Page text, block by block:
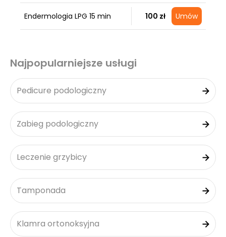
Endermologia LPG 15 min 100 zł Umów
Najpopularniejsze usługi
Pedicure podologiczny
Zabieg podologiczny
Leczenie grzybicy
Tamponada
Klamra ortonoksyjna